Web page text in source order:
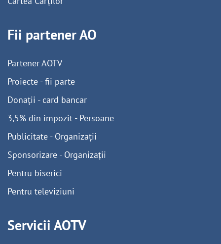
Fii partener AO
Partener AOTV
Proiecte - fii parte
Donații - card bancar
3,5% din impozit - Persoane
Publicitate - Organizații
Sponsorizare - Organizații
Pentru biserici
Pentru televiziuni
Servicii AOTV